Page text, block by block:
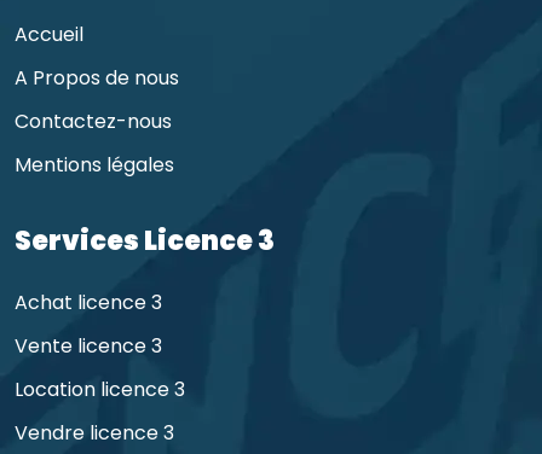
Accueil
A Propos de nous
Contactez-nous
Mentions légales
Services Licence 3
Achat licence 3
Vente licence 3
Location licence 3
Vendre licence 3